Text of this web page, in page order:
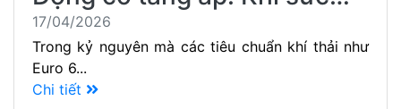
17/04/2026
Trong kỷ nguyên mà các tiêu chuẩn khí thải như
Euro 6...
Chi tiết